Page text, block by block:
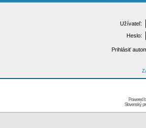
Užívateľ:
Heslo:
Prihlásiť
Powered
Slovenský